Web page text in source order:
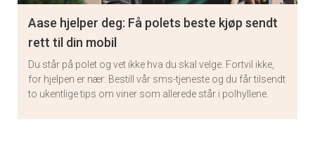
Aase hjelper deg: Få polets beste kjøp sendt
rett til din mobil
Du står på polet og vet ikke hva du skal velge. Fortvil ikke,
for hjelpen er nær: Bestill vår sms-tjeneste og du får tilsendt
to ukentlige tips om viner som allerede står i polhyllene.